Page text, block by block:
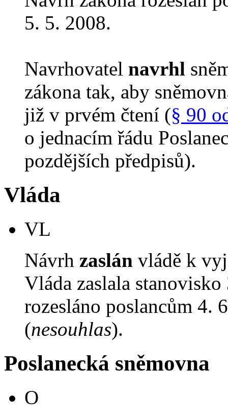
5. 5. 2008.
Navrhovatel navrhl
zákona tak, aby
již v prvém čtení (§ 90
o jednacím řádu
pozdějších předpisů).
Vláda
VL
Návrh zaslán vládě k
Vláda zaslala
rozesláno poslancům 4.
(nesouhlas).
Poslanecká sněmovna
O